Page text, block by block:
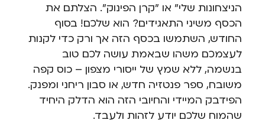
הניצחונות שלי" או "קרן הפינוק". הצלתם את
הכסף משיני התאגידים? הוא שלכם! בסוף
החודש, השתמשו בכסף הזה אך ורק כדי לקנות
לעצמכם משהו שבאמת עושה לכם טוב
בנשמה, ללא שמץ של ייסורי מצפון – כוס קפה
משובח, ספר פנטזיה חדש, או סבון ריחני ומפנק.
הפידבק המיידי והחיובי הזה הוא הדלק היחיד
שהמוח שלכם יודע לזהות ולעבד.